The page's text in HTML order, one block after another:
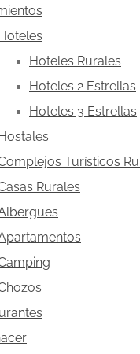
Hoteles Rurales
Hoteles 2 Estrellas
Hoteles 3 Estrellas
Turísticos
Rurales